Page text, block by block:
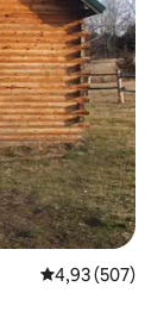
Priemerné
4,93 (507)